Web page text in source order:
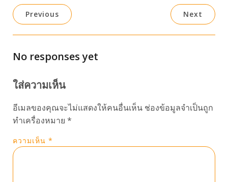
Previous Next
No responses yet
ใส่ความเห็น
อีเมลของคุณจะไม่แสดงให้คนอื่นเห็น ช่องข้อมูลจำเป็นถูก
ทำเครื่องหมาย *
ความเห็น *